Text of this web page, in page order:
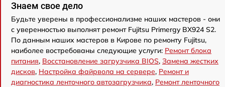
Знаем свое дело
Будьте уверены в профессионализме наших мастеров - они
с уверенностью выполнят ремонт Fujitsu Primergy BX924 S2.
По данным наших мастеров в Кирове по ремонту Fujitsu,
наиболее востребованы следующие услуги: Ремонт блока
питания, Восстановление загрузчика BIOS, Замена жестких
дисков, Настройка файрвола на сервере, Ремонт и
диагностика ленточного автозагрузчика, Ремонт ленточного